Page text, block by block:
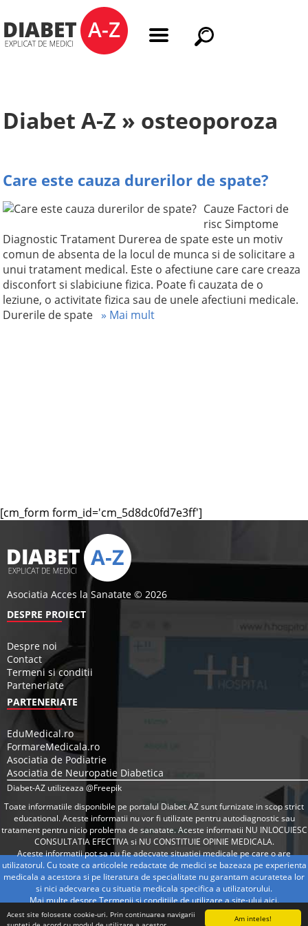
Am inteles!
Acest site foloseste cookie-uri. Prin continuarea navigarii
Diabet A-Z » osteoporoza
Care este cauza durerilor de spate?
Cauze Factori de
risc Simptome
Diagnostic Tratament Durerea de spate este un motiv
comun de absenta de la locul de munca si de solicitare a
unui tratament medical. Este o afectiune care care creaza
disconfort si slabiciune fizica. Poate fi cauzata de o
leziune, o activitate fizica sau de unele afectiuni medicale.
Durerile de spate » Mai mult
[cm_form form_id='cm_5d8dc0fd7e3ff']
Asociatia Acces la Sanatate © 2026
DESPRE PROIECT
Despre noi
Contact
Termeni si conditii
Parteneriate
PARTENERIATE
EduMedical.ro
FormareMedicala.ro
Asociatia de Podiatrie
Asociatia de Neuropatie Diabetica
Diabet-AZ utilizeaza @Freepik
Toate informatiile disponibile pe portalul Diabet AZ sunt furnizate in scop strict
educational. Aceste informatii nu vor fi utilizate pentru autodiagnostic sau
tratament pentru nicio problema de sanatate. Aceste informatii NU INLOCUIESC
CONSULTATIA EFECTIVA si NU CONSTITUIE OPINIE MEDICALA.
Aceste informatii pot sa nu fie adecvate situatiei medicale pe care o are
utilizatorul. Cu toate ca articolele redactate de medici se bazeaza pe experienta
medicala a acestora si pe literatura de specialitate nu garantam acuratetea lor
si nici adecvarea cu situatia medicala specifica a utilizatorului.
Mai multe despre Termenii si conditiile de utilizare a site-uluiaici.